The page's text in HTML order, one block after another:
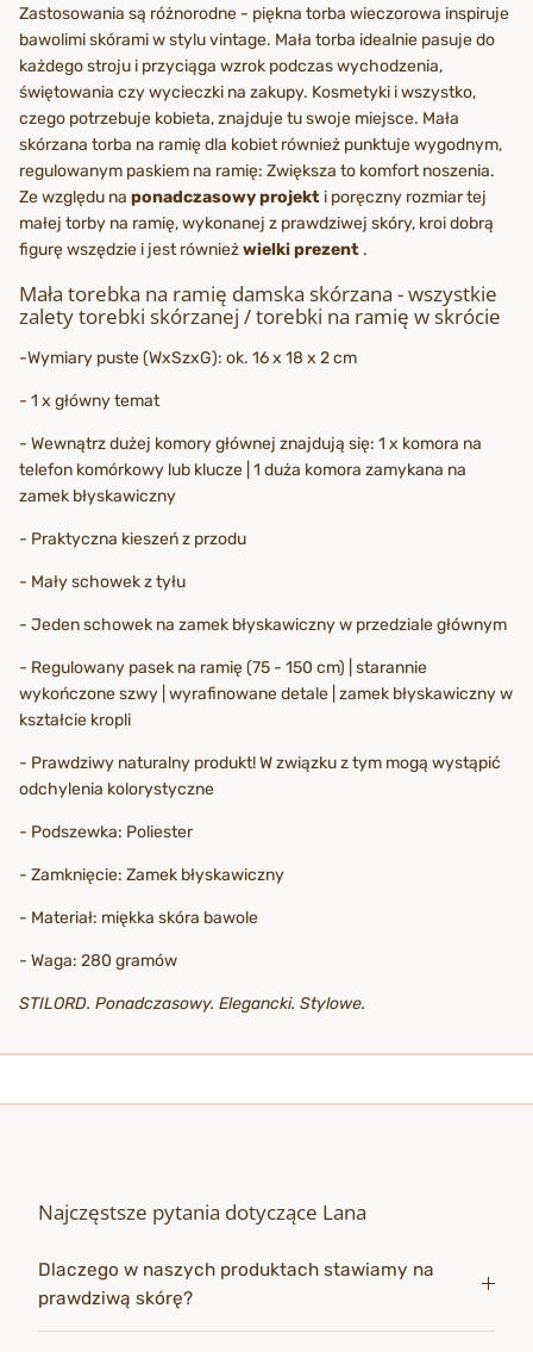
Zastosowania są różnorodne - piękna torba wieczorowa inspiruje
bawolimi skórami w stylu vintage. Mała torba idealnie pasuje do
każdego stroju i przyciąga wzrok podczas wychodzenia,
świętowania czy wycieczki na zakupy. Kosmetyki i wszystko,
czego potrzebuje kobieta, znajduje tu swoje miejsce. Mała
skórzana torba na ramię dla kobiet również punktuje wygodnym,
regulowanym paskiem na ramię: Zwiększa to komfort noszenia.
Ze względu na ponadczasowy projekt i poręczny rozmiar tej
małej torby na ramię, wykonanej z prawdziwej skóry, kroi dobrą
figurę wszędzie i jest równieżwielki prezent .
Mała torebka na ramię damska skórzana - wszystkie
zalety torebki skórzanej / torebki na ramię w skrócie
-Wymiary puste (WxSzxG): ok. 16 x 18 x 2 cm
- 1 x główny temat
- Wewnątrz dużej komory głównej znajdują się: 1 x komora na
telefon komórkowy lub klucze | 1 duża komora zamykana na
zamek błyskawiczny
- Praktyczna kieszeń z przodu
- Mały schowek z tyłu
- Jeden schowek na zamek błyskawiczny w przedziale głównym
- Regulowany pasek na ramię (75 - 150 cm) | starannie
wykończone szwy | wyrafinowane detale | zamek błyskawiczny w
kształcie kropli
- Prawdziwy naturalny produkt! W związku z tym mogą wystąpić
odchylenia kolorystyczne
- Podszewka: Poliester
- Zamknięcie: Zamek błyskawiczny
- Materiał: miękka skóra bawole
- Waga: 280 gramów
STILORD. Ponadczasowy. Elegancki. Stylowe.
Najczęstsze pytania dotyczące Lana
Dlaczego w naszych produktach stawiamy na
prawdziwą skórę?